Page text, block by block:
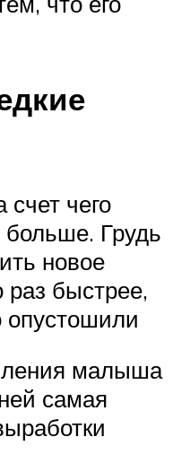
чего
больше. Грудь
новое
раз быстрее,
опустошили
малыша
самая